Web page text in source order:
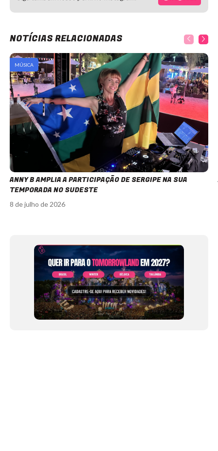
NOTÍCIAS RELACIONADAS
MÚSICA
ANNY B AMPLIA A PARTICIPAÇÃO DE SERGIPE NA SUA
TEMPORADA NO SUDESTE
8 de julho de 2026